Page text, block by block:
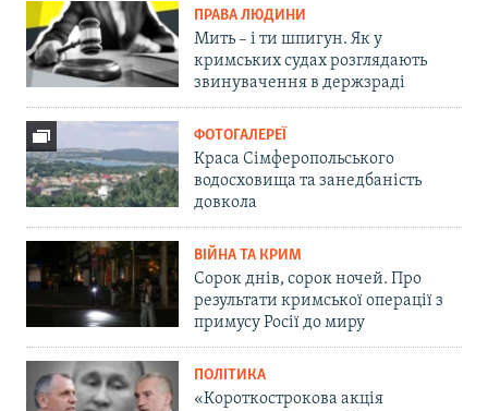
ПРАВА ЛЮДИНИ
Мить – і ти шпигун. Як у
кримських судах розглядають
звинувачення в держзраді
ФОТОГАЛЕРЕЇ
Краса Сімферопольського
водосховища та занедбаність
довкола
ВІЙНА ТА КРИМ
Сорок днів, сорок ночей. Про
результати кримської операції з
примусу Росії до миру
ПОЛІТИКА
«Короткострокова акція